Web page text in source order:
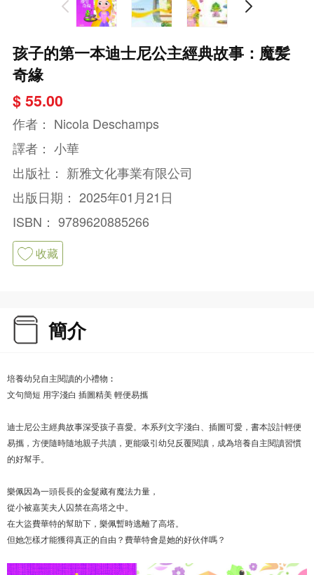
孩子的第一本迪士尼公主經典故事：魔髪
奇緣
$ 55.00
作者： Nicola Deschamps
譯者： 小華
出版社： 新雅文化事業有限公司
出版日期： 2025年01月21日
ISBN： 9789620885266
收藏
簡介
培養幼兒自主閱讀的小禮物︰
文句簡短 用字淺白 插圖精美 輕便易攜
迪士尼公主經典故事深受孩子喜愛。本系列文字淺白、插圖可愛，書本設計輕便
易攜，方便隨時隨地親子共讀，更能吸引幼兒反覆閱讀，成為培養自主閱讀習慣
的好幫手。
樂佩因為一頭長長的金髮藏有魔法力量，
從小被嘉芙夫人囚禁在高塔之中。
在大盜費華特的幫助下，樂佩暫時逃離了高塔。
但她怎樣才能獲得真正的自由？費華特會是她的好伙伴嗎？